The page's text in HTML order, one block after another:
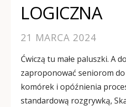
LOGICZNA
21 MARCA 2024
Ćwiczą tu małe paluszki. A
zaproponować seniorom
komórek i opóźnienia
standardową rozgrywką,